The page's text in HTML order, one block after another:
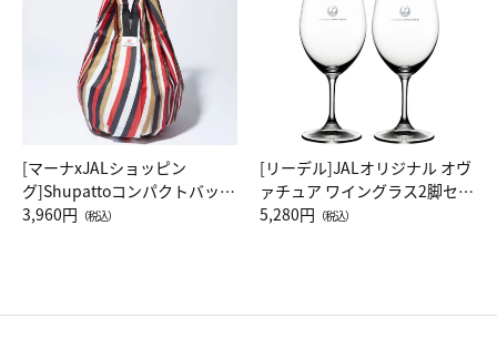
[マーナxJALショッピン
グ]Shupattoコンパクトバッグ
Drop JAL客室乗務員（LC）ス
3,960円 （税込）
[リーデル]JALオリジナル オヴ
ァチュア ワイングラス2脚セッ
ト（レッドワイン）
5,280円 （税込）